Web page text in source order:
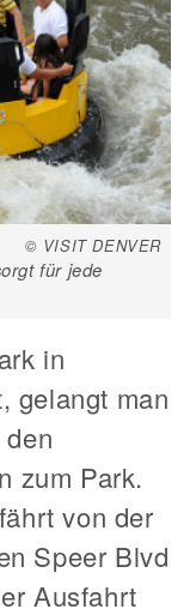
© VISIT DENVER
für jede
in
gelangt man
zum Park.
von der
Speer Blvd
Ausfahrt